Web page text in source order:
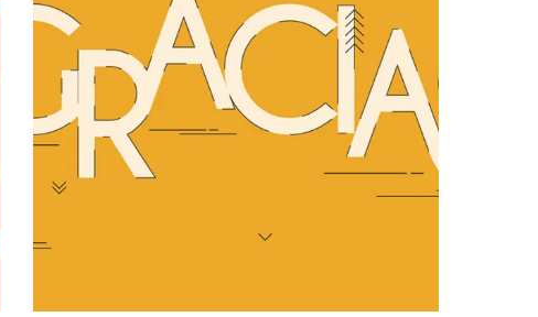
14/01/2018
Gracias por confiar en el
espíritu CLIP